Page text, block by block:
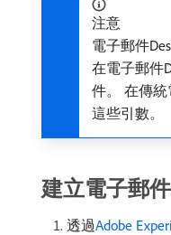
注意
電子郵件
在電子郵件
件。 在傳
這些引數。
建立電子郵
透過Adobe